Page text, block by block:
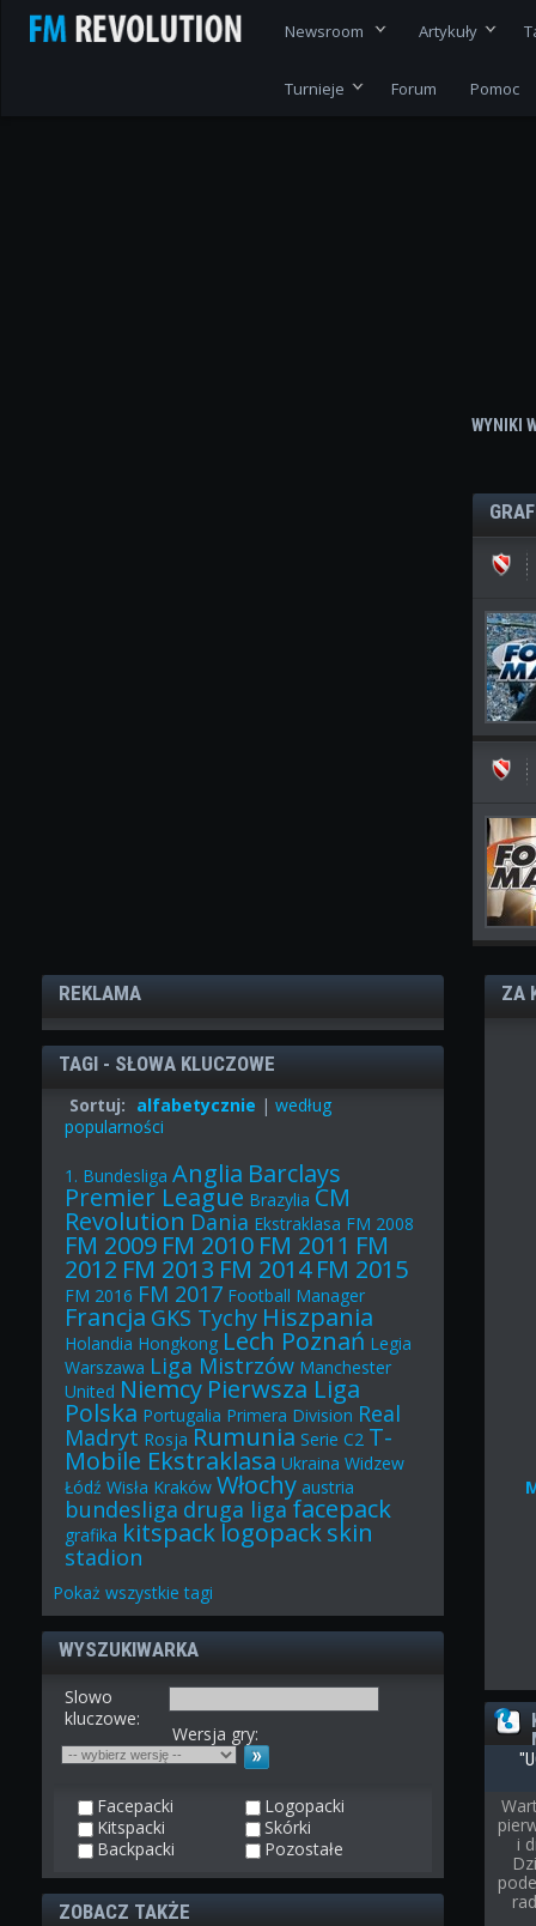
Newsroom Artykuły
Turnieje Forum Pomoc
WYNIKI
REKLAMA
TAGI - SŁOWA KLUCZOWE
Sortuj: alfabetycznie |według
popularności
1. Bundesliga Anglia Barclays
Premier League Brazylia CM
Revolution Dania Ekstraklasa FM 2008
FM 2009 FM 2010 FM 2011 FM
2012 FM 2013 FM 2014 FM 2015
FM 2016 FM 2017 Football Manager
Francja GKS Tychy Hiszpania
Holandia Hongkong Lech Poznań Legia
Warszawa Liga Mistrzów Manchester
United Niemcy Pierwsza Liga
Polska Portugalia Primera Division Real
Madryt Rosja Rumunia Serie C2 T-
Mobile Ekstraklasa Ukraina Widzew
Łódź Wisła Kraków Włochy austria
bundesliga druga ligafacepack
grafika kitspacklogopackskin
stadion
Pokażwszystkie tagi
WYSZUKIWARKA
Slowo
kluczowe:
Wersja gry:
Facepacki
Logopacki
Kitspacki
Skórki
Backpacki
Pozostałe
ZOBACZ TAKŻE
ZA
i